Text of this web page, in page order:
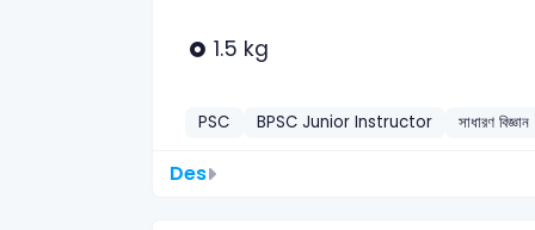
1.5 kg
PSC BPSC Junior Instructor সাধারণ বিজ্ঞান
Des